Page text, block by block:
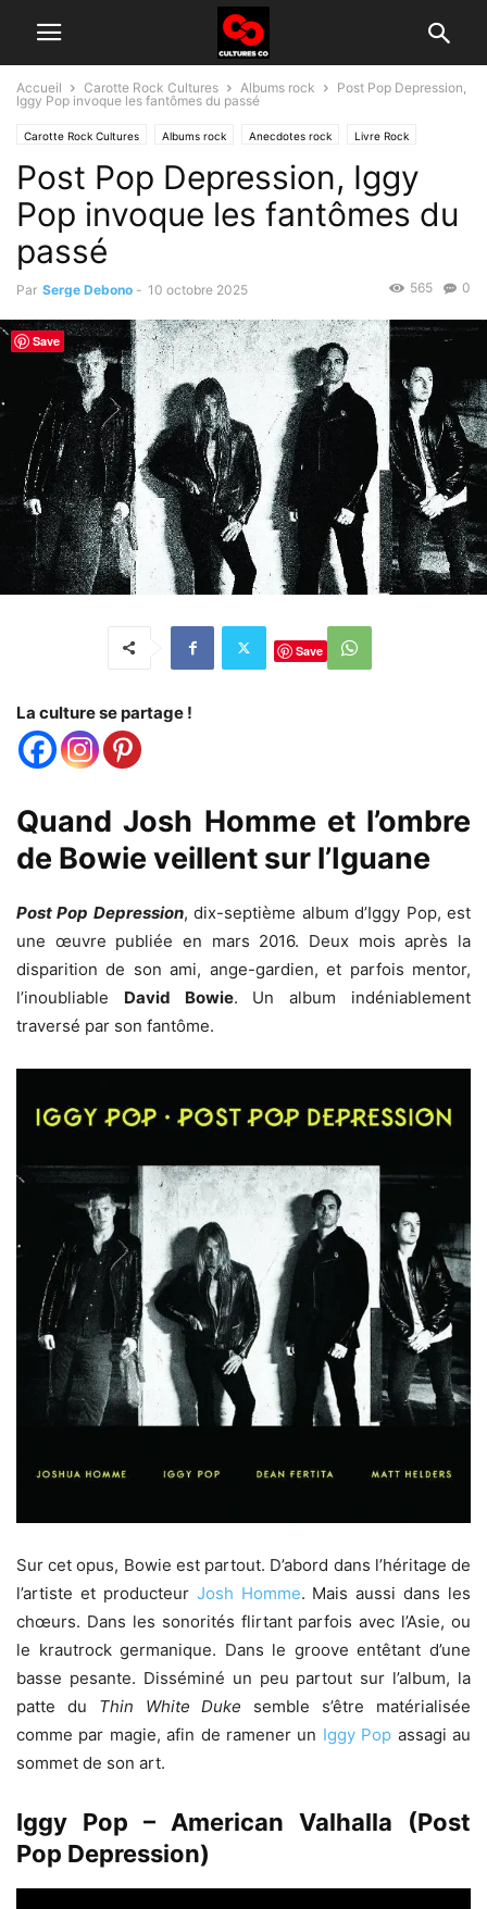
Accueil Carotte Rock Cultures Albums rock
Post Pop Depression,
Iggy Pop invoque les fantômes du passé
Carotte Rock Cultures Albums rock Anecdotes rock Livre Rock
Citation rock Littérature Histoire du rock
Post Pop Depression, Iggy
Pop invoque les fantômes du
passé
Par Serge Debono - 10 octobre 2025 0
565
Save
La culture se partage !
Quand Josh Homme et l’ombre
de Bowie veillent sur l’Iguane
Post Pop Depression, dix-septième album d’Iggy Pop, est
une œuvre publiée en mars 2016. Deux mois après la
disparition de son ami, ange-gardien, et parfois mentor,
l’inoubliable David Bowie. Un album indéniablement
traversé par son fantôme.
Sur cet opus, Bowie est partout. D’abord dans l’héritage de
l’artiste et producteur Josh Homme. Mais aussi dans les
chœurs. Dans les sonorités flirtant parfois avec l’Asie, ou
le krautrock germanique. Dans le groove entêtant d’une
basse pesante. Disséminé un peu partout sur l’album, la
patte du Thin White Duke semble s’être matérialisée
comme par magie, afin de ramener un Iggy Pop assagi au
sommet de son art.
Iggy Pop – American Valhalla (Post
Pop Depression)
Save